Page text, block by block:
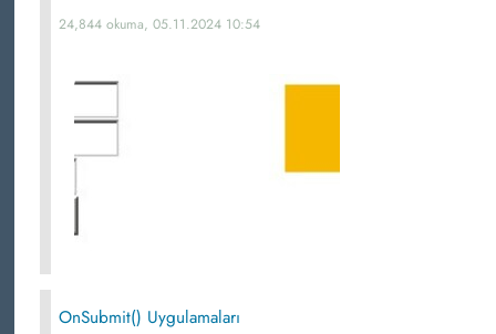
24,844 okuma, 05.11.2024 10:54
OnSubmit() Uygulamaları